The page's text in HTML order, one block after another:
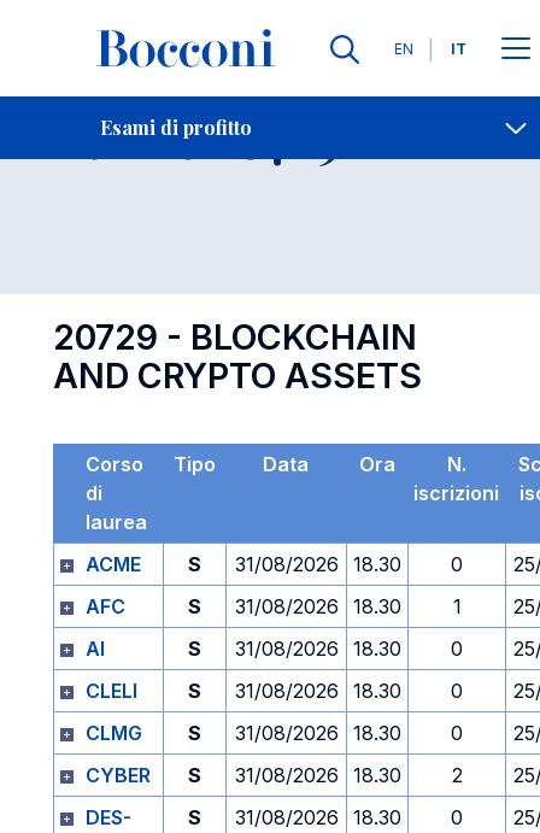
Lingue
EN IT
Esami di profitto
Contatti
Esame 20729 Open
20729 - BLOCKCHAIN
AND CRYPTO ASSETS
Corso
di
laurea
Tipo Data Ora
N.
iscrizioni
ACME S 31/08/2026 18.30 0
AFC
S 31/08/2026 18.30 1
AI
S 31/08/2026 18.30 0
CLELI
S 31/08/2026 18.30 0
CLMG
S 31/08/2026 18.30 0
CYBER
S 31/08/2026 18.30 2
DES-
S 31/08/2026 18.30 0